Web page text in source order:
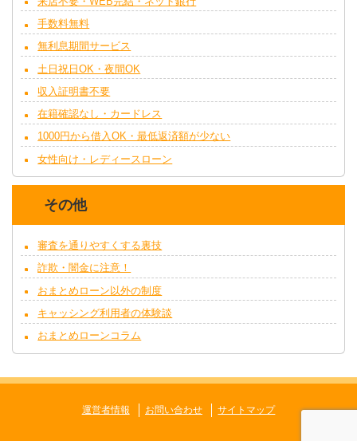
手数料無料
無利息期間サービス
土日祝日OK・夜間OK
収入証明書不要
在籍確認なし・カードレス
1000円から借入OK・最低返済額が少ない
女性向け・レディースローン
その他
審査を通りやすくする裏技
詐欺・闇金に注意！
おまとめローン以外の制度
キャッシング利用者の体験談
おまとめローンコラム
運営者情報 お問い合わせ サイトマップ